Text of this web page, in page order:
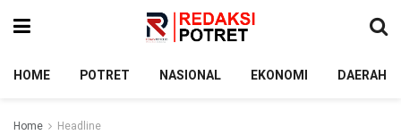
HOME POTRET NASIONAL EKONOMI DAERAH
Home Headline